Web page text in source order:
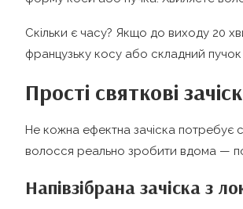
Скільки є часу? Якщо до виходу 20
французьку косу або складний пучок
Прості святкові
Не кожна ефектна зачіска потребує
волосся реально зробити вдома —
Напівзібрана зачіска з